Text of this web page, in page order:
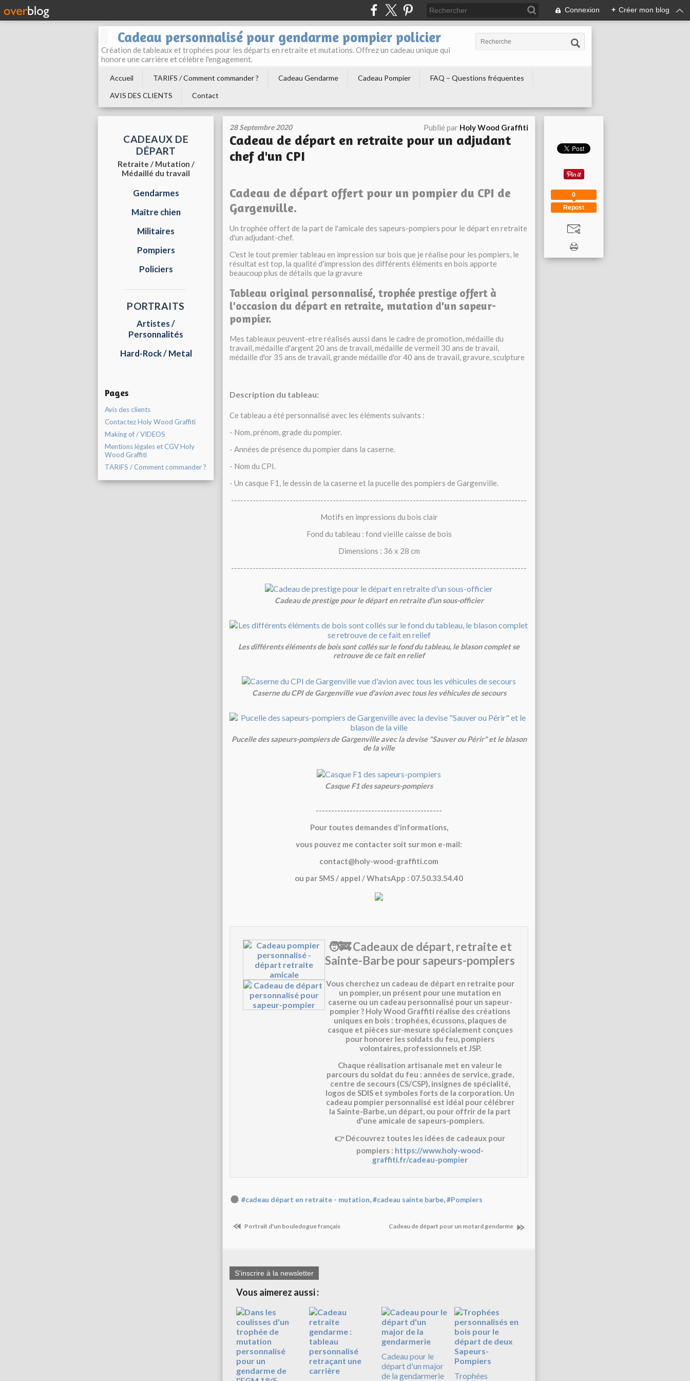
Connexion + Créer mon blog
Cadeau personnalisé pour gendarme pompier policier
Création de tableaux et trophées pour les départs en retraite et mutations. Offrez un cadeau unique qui
honore une carrière et célèbre l'engagement.
Accueil TARIFS / Comment commander ? Cadeau Gendarme Cadeau Pompier
FAQ – Questions fréquentes
AVIS DES CLIENTS
Contact
CADEAUX DE
DÉPART
Retraite / Mutation /
Médaillé du travail
Gendarmes
Maître chien
Militaires
Pompiers
Policiers
PORTRAITS
Artistes /
Personnalités
Hard-Rock / Metal
Pages
Avis des clients
Contactez Holy Wood Graffiti
Making of / VIDEOS
Mentions légales et CGV Holy
Wood Graffiti
TARIFS / Comment commander ?
28 Septembre 2020 Publié par Holy Wood Graffiti
Cadeau de départ en retraite pour un adjudant
chef d'un CPI
Cadeau de départ offert pour un pompier du CPI de
Gargenville.
Un trophée offert de la part de l'amicale des sapeurs-pompiers pour le départ en retraite
d'un adjudant-chef.
C'est le tout premier tableau en impression sur bois que je réalise pour les pompiers, le
résultat est top, la qualité d'impression des différents éléments en bois apporte
beaucoup plus de détails que la gravure
Tableau original personnalisé, trophée prestige offert à
l'occasion du départ en retraite, mutation d'un sapeur-
pompier.
Mes tableaux peuvent-etre réalisés aussi dans le cadre de promotion, médaille du
travail, médaille d'argent 20 ans de travail, médaille de vermeil 30 ans de travail,
médaille d'or 35 ans de travail, grande médaille d'or 40 ans de travail, gravure, sculpture
Description du tableau:
Ce tableau a été personnalisé avec les éléments suivants :
- Nom, prénom, grade du pompier.
- Années de présence du pompier dans la caserne.
- Nom du CPI.
- Un casque F1, le dessin de la caserne et la pucelle des pompiers de Gargenville.
------------------------------------------------------------------------------------------------
Motifs en impressions du bois clair
Fond du tableau : fond vieille caisse de bois
Dimensions : 36 x 28 cm
------------------------------------------------------------------------------------------------
Cadeau de prestige pour le départ en retraite d'un sous-officier
Les différents éléments de bois sont collés sur le fond du tableau, le blason complet se
retrouve de ce fait en relief
Caserne du CPI de Gargenville vue d'avion avec tous les véhicules de secours
Pucelle des sapeurs-pompiers de Gargenville avec la devise "Sauver ou Périr" et le blason
de la ville
Casque F1 des sapeurs-pompiers
-----------------------------------------
Pour toutes demandes d'informations,
vous pouvez me contacter soit sur mon e-mail:
contact@holy-wood-graffiti.com
ou par SMS / appel / WhatsApp : 07.50.33.54.40
🧑‍🚒 Cadeaux de départ, retraite et
Sainte-Barbe pour sapeurs-pompiers
Vous cherchez un cadeau de départ en retraite pour
un pompier, un présent pour une mutation en
caserne ou un cadeau personnalisé pour un sapeur-
pompier? Holy Wood Graffiti réalise des créations
uniques en bois : trophées, écussons, plaques de
casque et pièces sur-mesure spécialement conçues
pour honorer les soldats du feu, pompiers
volontaires, professionnels et JSP.
Chaque réalisation artisanale met en valeur le
parcours du soldat du feu : années de service, grade,
centre de secours (CS/CSP), insignes de spécialité,
logos de SDIS et symboles forts de la corporation. Un
cadeau pompier personnalisé est idéal pour célébrer
la Sainte-Barbe, un départ, ou pour offrir de la part
d'une amicale de sapeurs-pompiers.
👉 Découvrez toutes les idées de cadeaux pour
pompiers : https://www.holy-wood-
graffiti.fr/cadeau-pompier
#cadeau départ en retraite - mutation,#cadeau sainte barbe,#Pompiers
Portrait d'un bouledogue français Cadeau de départ pour un motard gendarme
S'inscrire à la newsletter
Vous aimerez aussi :
Cadeau pour le
départ d'un major
de la gendarmerie
Trophées
Repost
0